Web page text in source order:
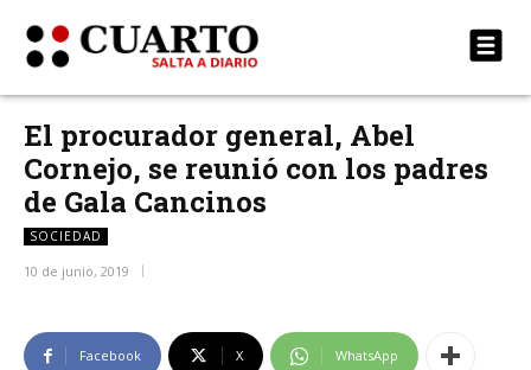
El procurador general, Abel
Cornejo, se reunió con los padres
de Gala Cancinos
SOCIEDAD
10 de junio, 2019
Facebook X WhatsApp